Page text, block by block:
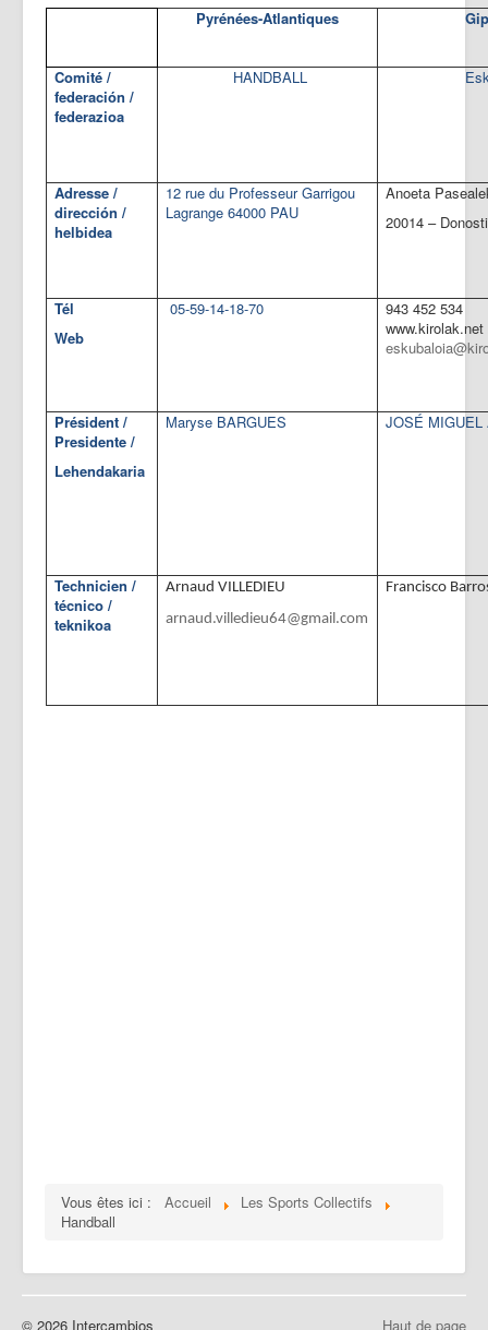
Pyrénées-Atlantiques
Comité /
federación /
federazioa
HANDBALL
Adresse /
dirección /
helbidea
12 rue du Professeur Garrigou
Lagrange 64000 PAU
Anoeta
20014 –
Tél
Web
05-59-14-18-70
943 452 534
www.kirolak.net
Président /
Presidente /
Lehendakaria
Maryse BARGUES JOSÉ
Technicien /
técnico /
teknikoa
Arnaud VILLEDIEU
arnaud.villedieu64@gmail.com
Francisco
Vous êtes ici : Accueil
Les Sports Collectifs
Handball
Haut de page
© 2026 Intercambios